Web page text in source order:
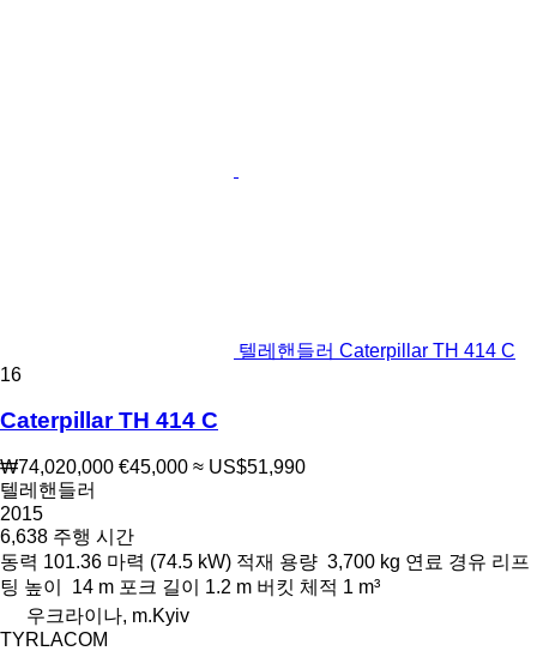
텔레핸들러 Caterpillar TH 414 C
16
Caterpillar TH 414 C
₩74,020,000 €45,000 ≈ US$51,990
텔레핸들러
2015
6,638 주행 시간
동력 101.36 마력 (74.5 kW) 적재 용량 3,700 kg 연료 경유 리프
팅 높이
14 m 포크 길이 1.2 m 버킷 체적 1 m³
우크라이나, m.Kyiv
TYRLACOM